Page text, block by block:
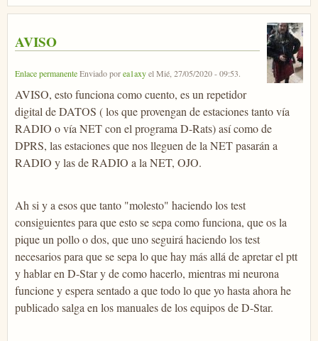
AVISO
Enlace permanenteEnviado porea1axyelMié, 27/05/2020 - 09:53.
AVISO, esto funciona como cuento, es un repetidor
digital de DATOS ( los que provengan de estaciones tanto vía
RADIO o vía NET con el programa D-Rats) así como de
DPRS, las estaciones que nos lleguen de la NET pasarán a
RADIO y las de RADIO a la NET, OJO.
Ah si y a esos que tanto "molesto" haciendo los test
consiguientes para que esto se sepa como funciona, que os la
pique un pollo o dos, que uno seguirá haciendo los test
necesarios para que se sepa lo que hay más allá de apretar el ptt
y hablar en D-Star y de como hacerlo, mientras mi neurona
funcione y espera sentado a que todo lo que yo hasta ahora he
publicado salga en los manuales de los equipos de D-Star.